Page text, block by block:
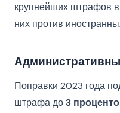
крупнейших штрафов в
них против
Поправки 2023 года
штрафа до3